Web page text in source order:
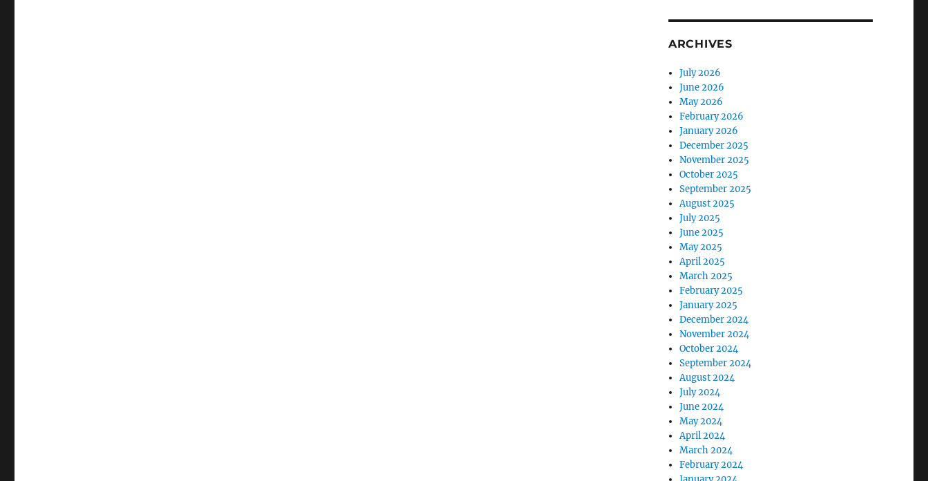
ARCHIVES
July 2026
June 2026
May 2026
February 2026
January 2026
December 2025
November 2025
October 2025
September 2025
August 2025
July 2025
June 2025
May 2025
April 2025
March 2025
February 2025
January 2025
December 2024
November 2024
October 2024
September 2024
August 2024
July 2024
June 2024
May 2024
April 2024
March 2024
February 2024